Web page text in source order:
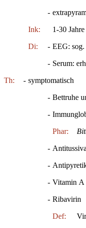
-
Ink: 1-30 Jahre
Di: - EEG:
- Serum:
Th: - symptomatisch
- Bettruhe
-
Phar:
-
-
- Vitamin A
- Ribavirin
Def: